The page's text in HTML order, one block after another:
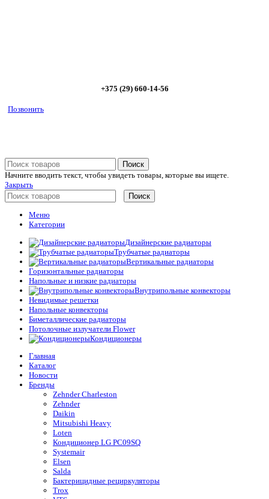
+375 (29) 660-14-56
Позвонить
Поиск
Начните вводить текст, чтобы увидеть товары, которые вы ищете.
Закрыть
Поиск
Меню
Категории
Дизайнерские радиаторы
Трубчатые радиаторы
Вертикальные радиаторы
Горизонтальные радиаторы
Напольные и низкие радиаторы
Внутрипольные конвекторы
Невидимые решетки
Напольные конвекторы
Биметаллические радиаторы
Потолочные излучатели Flower
Кондиционеры
Главная
Каталог
Новости
Бренды
Zehnder Charleston
Zehnder
Daikin
Mitsubishi Heavy
Loten
Кондиционер LG PC09SQ
Systemair
Elsen
Salda
Бактерицидные рециркуляторы
Trox